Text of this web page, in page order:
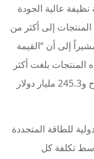
عالية الجودة
إلى أكثر من
إلى أن “القيمة
المنتجات بلغت أكثر
من 33.4 مليار دولار لطاقة الرياح و245.3 مليار دولار
للطاقة المتجددة
تكلفة كل